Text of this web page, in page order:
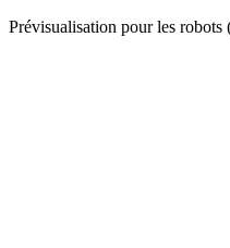
Prévisualisation pour les